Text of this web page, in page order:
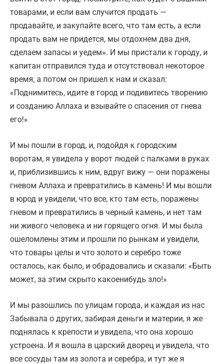
товарами, и если вам случится продать —
продавайте, и закупайте всего, что там есть, а если
продать вам не придется, мы отдохнем два дня,
сделаем запасы и уедем». И мы пристали к городу, и
капитан отправился туда и отсутствовал некоторое
время, а потом он пришел к нам и сказал:
«Поднимитесь, идите в город и подивитесь творению
и созданию Аллаха и взывайте о спасения от гнева
его!»
И мы пошли в город, и, подойдя к городским
воротам, я увидела у ворот людей с палками в руках
и, приблизившись к ним, вдруг вижу — они поражены
гневом Аллаха и превратились в камень! И мы вошли
в юрод и увидели, что все, кто там есть, поражены
гневом и превратились в черный камень, и нет там
ни живого человека и ни горящего огня. И мы была
ошеломлены этим и прошли по рынкам и увидели,
что товары целы и что золото и серебро тоже
осталось, как было, и обрадовались и сказали: «Быть
может, за этим скрыто какоенибудь зло!»
И мы разошлись по улицам города, и каждая из нас
Забывала о других, забирая деньги и материи, я же
поднялась к крепости и увидела, что она хорошо
устроена. И я вошла в царский дворец и увидела, что
все сосуды там из золота и серебра, и тут же я